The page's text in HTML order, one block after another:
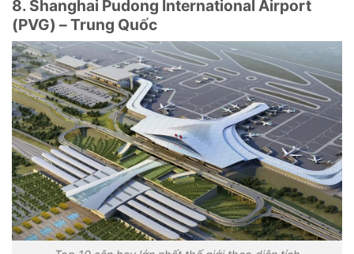
8. Shanghai Pudong International Airport
(PVG) – Trung Quốc